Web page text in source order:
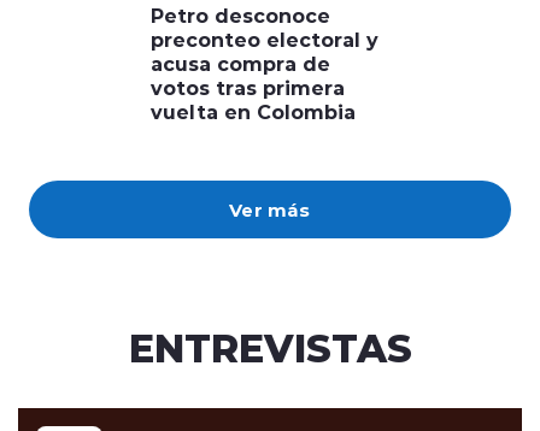
Ver más
Petro desconoce
preconteo electoral y
acusa compra de
votos tras primera
vuelta en Colombia
ENTREVISTAS